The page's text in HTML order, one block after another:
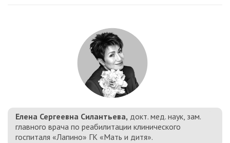
Елена Сергеевна Силантьева, докт. мед. наук, зам.
главного врача по реабилитации клинического
госпиталя «Лапино» ГК «Мать и дитя».